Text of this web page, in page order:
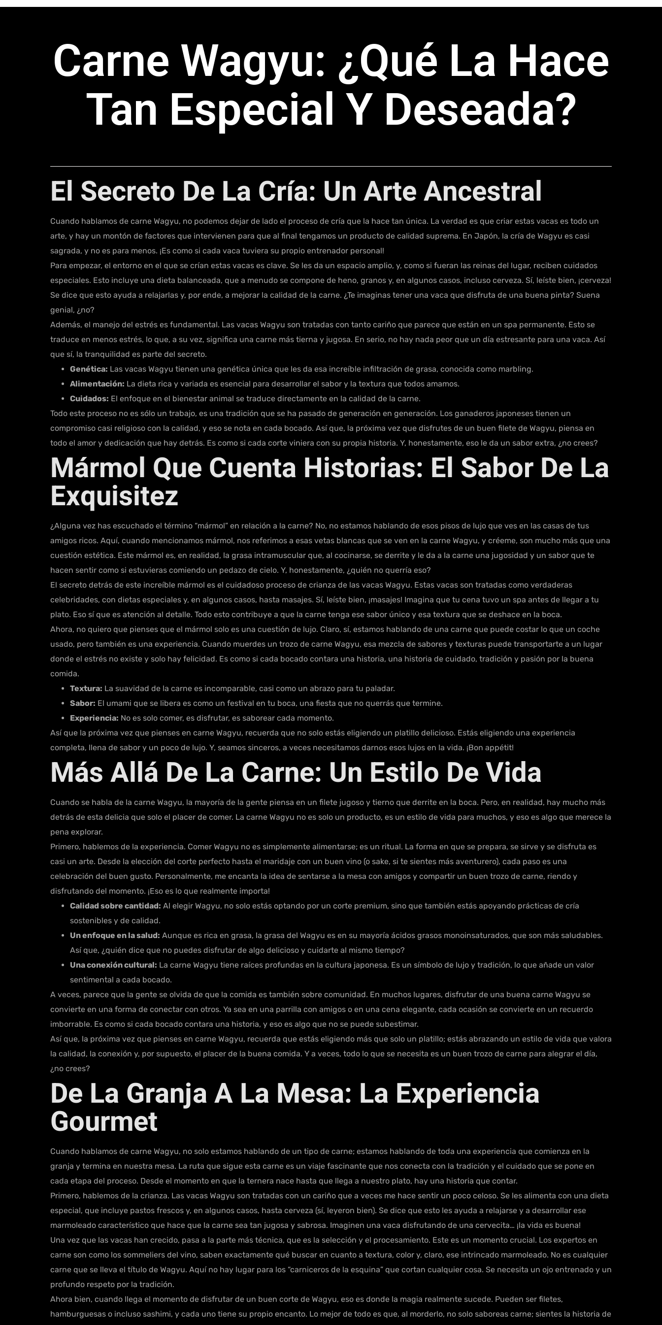
Carne Wagyu: ¿Qué La Hace
Tan Especial Y Deseada?
El Secreto De La Cría: Un Arte Ancestral
Cuando hablamos de carne Wagyu, no podemos dejar de lado el proceso de cría que la hace tan única. La verdad es que criar estas vacas es todo un
arte, y hay un montón de factores que intervienen para que al final tengamos un producto de calidad suprema. En Japón, la cría de Wagyu es casi
sagrada, y no es para menos. ¡Es como si cada vaca tuviera su propio entrenador personal!
Para empezar, el entorno en el que se crían estas vacas es clave. Se les da un espacio amplio, y, como si fueran las reinas del lugar, reciben cuidados
especiales. Esto incluye una dieta balanceada, que a menudo se compone de heno, granos y, en algunos casos, incluso cerveza. Sí, leíste bien, ¡cerveza!
Se dice que esto ayuda a relajarlas y, por ende, a mejorar la calidad de la carne. ¿Te imaginas tener una vaca que disfruta de una buena pinta? Suena
genial, ¿no?
Además, el manejo del estrés es fundamental. Las vacas Wagyu son tratadas con tanto cariño que parece que están en un spa permanente. Esto se
traduce en menos estrés, lo que, a su vez, significa una carne más tierna y jugosa. En serio, no hay nada peor que un día estresante para una vaca. Así
que sí, la tranquilidad es parte del secreto.
Genética: Las vacas Wagyu tienen una genética única que les da esa increíble infiltración de grasa, conocida como marbling.
Alimentación: La dieta rica y variada es esencial para desarrollar el sabor y la textura que todos amamos.
Cuidados: El enfoque en el bienestar animal se traduce directamente en la calidad de la carne.
Todo este proceso no es sólo un trabajo, es una tradición que se ha pasado de generación en generación. Los ganaderos japoneses tienen un
compromiso casi religioso con la calidad, y eso se nota en cada bocado. Así que, la próxima vez que disfrutes de un buen filete de Wagyu, piensa en
todo el amor y dedicación que hay detrás. Es como si cada corte viniera con su propia historia. Y, honestamente, eso le da un sabor extra, ¿no crees?
Mármol Que Cuenta Historias: El Sabor De La
Exquisitez
¿Alguna vez has escuchado el término “mármol” en relación a la carne? No, no estamos hablando de esos pisos de lujo que ves en las casas de tus
amigos ricos. Aquí, cuando mencionamos mármol, nos referimos a esas vetas blancas que se ven en la carne Wagyu, y créeme, son mucho más que una
cuestión estética. Este mármol es, en realidad, la grasa intramuscular que, al cocinarse, se derrite y le da a la carne una jugosidad y un sabor que te
hacen sentir como si estuvieras comiendo un pedazo de cielo. Y, honestamente, ¿quién no querría eso?
El secreto detrás de este increíble mármol es el cuidadoso proceso de crianza de las vacas Wagyu. Estas vacas son tratadas como verdaderas
celebridades, con dietas especiales y, en algunos casos, hasta masajes. Sí, leíste bien, ¡masajes! Imagina que tu cena tuvo un spa antes de llegar a tu
plato. Eso sí que es atención al detalle. Todo esto contribuye a que la carne tenga ese sabor único y esa textura que se deshace en la boca.
Ahora, no quiero que pienses que el mármol solo es una cuestión de lujo. Claro, sí, estamos hablando de una carne que puede costar lo que un coche
usado, pero también es una experiencia. Cuando muerdes un trozo de carne Wagyu, esa mezcla de sabores y texturas puede transportarte a un lugar
donde el estrés no existe y solo hay felicidad. Es como si cada bocado contara una historia, una historia de cuidado, tradición y pasión por la buena
comida.
Textura: La suavidad de la carne es incomparable, casi como un abrazo para tu paladar.
Sabor: El umami que se libera es como un festival en tu boca, una fiesta que no querrás que termine.
Experiencia: No es solo comer, es disfrutar, es saborear cada momento.
Así que la próxima vez que pienses en carne Wagyu, recuerda que no solo estás eligiendo un platillo delicioso. Estás eligiendo una experiencia
completa, llena de sabor y un poco de lujo. Y, seamos sinceros, a veces necesitamos darnos esos lujos en la vida. ¡Bon appétit!
Más Allá De La Carne: Un Estilo De Vida
Cuando se habla de la carne Wagyu, la mayoría de la gente piensa en un filete jugoso y tierno que derrite en la boca. Pero, en realidad, hay mucho más
detrás de esta delicia que solo el placer de comer. La carne Wagyu no es solo un producto, es un estilo de vida para muchos, y eso es algo que merece la
pena explorar.
Primero, hablemos de la experiencia. Comer Wagyu no es simplemente alimentarse; es un ritual. La forma en que se prepara, se sirve y se disfruta es
casi un arte. Desde la elección del corte perfecto hasta el maridaje con un buen vino (o sake, si te sientes más aventurero), cada paso es una
celebración del buen gusto. Personalmente, me encanta la idea de sentarse a la mesa con amigos y compartir un buen trozo de carne, riendo y
disfrutando del momento. ¡Eso es lo que realmente importa!
Calidad sobre cantidad: Al elegir Wagyu, no solo estás optando por un corte premium, sino que también estás apoyando prácticas de cría
sostenibles y de calidad.
Un enfoque en la salud: Aunque es rica en grasa, la grasa del Wagyu es en su mayoría ácidos grasos monoinsaturados, que son más saludables.
Así que, ¿quién dice que no puedes disfrutar de algo delicioso y cuidarte al mismo tiempo?
Una conexión cultural: La carne Wagyu tiene raíces profundas en la cultura japonesa. Es un símbolo de lujo y tradición, lo que añade un valor
sentimental a cada bocado.
A veces, parece que la gente se olvida de que la comida es también sobre comunidad. En muchos lugares, disfrutar de una buena carne Wagyu se
convierte en una forma de conectar con otros. Ya sea en una parrilla con amigos o en una cena elegante, cada ocasión se convierte en un recuerdo
imborrable. Es como si cada bocado contara una historia, y eso es algo que no se puede subestimar.
Así que, la próxima vez que pienses en carne Wagyu, recuerda que estás eligiendo más que solo un platillo; estás abrazando un estilo de vida que valora
la calidad, la conexión y, por supuesto, el placer de la buena comida. Y a veces, todo lo que se necesita es un buen trozo de carne para alegrar el día,
¿no crees?
De La Granja A La Mesa: La Experiencia
Gourmet
Cuando hablamos de carne Wagyu, no solo estamos hablando de un tipo de carne; estamos hablando de toda una experiencia que comienza en la
granja y termina en nuestra mesa. La ruta que sigue esta carne es un viaje fascinante que nos conecta con la tradición y el cuidado que se pone en
cada etapa del proceso. Desde el momento en que la ternera nace hasta que llega a nuestro plato, hay una historia que contar.
Primero, hablemos de la crianza. Las vacas Wagyu son tratadas con un cariño que a veces me hace sentir un poco celoso. Se les alimenta con una dieta
especial, que incluye pastos frescos y, en algunos casos, hasta cerveza (sí, leyeron bien). Se dice que esto les ayuda a relajarse y a desarrollar ese
marmoleado característico que hace que la carne sea tan jugosa y sabrosa. Imaginen una vaca disfrutando de una cervecita… ¡la vida es buena!
Una vez que las vacas han crecido, pasa a la parte más técnica, que es la selección y el procesamiento. Este es un momento crucial. Los expertos en
carne son como los sommeliers del vino, saben exactamente qué buscar en cuanto a textura, color y, claro, ese intrincado marmoleado. No es cualquier
carne que se lleva el título de Wagyu. Aquí no hay lugar para los “carniceros de la esquina” que cortan cualquier cosa. Se necesita un ojo entrenado y un
profundo respeto por la tradición.
Ahora bien, cuando llega el momento de disfrutar de un buen corte de Wagyu, eso es donde la magia realmente sucede. Pueden ser filetes,
hamburguesas o incluso sashimi, y cada uno tiene su propio encanto. Lo mejor de todo es que, al morderlo, no solo saboreas carne; sientes la historia de